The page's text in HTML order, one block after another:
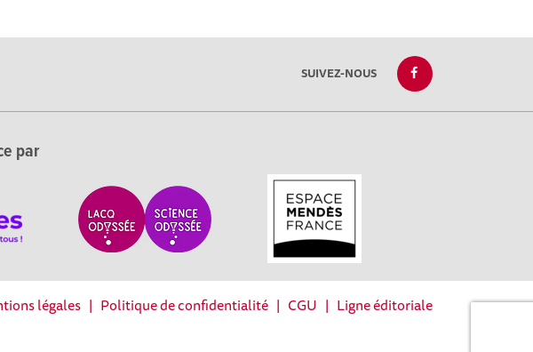
SUIVEZ-NOUS
par
légales| Politique de confidentialité| CGU | Ligne éditoriale